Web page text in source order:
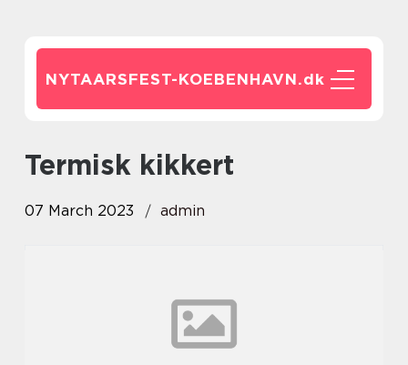
NYTAARSFEST-KOEBENHAVN.dk
termisk kikkert
07 March 2023 admin